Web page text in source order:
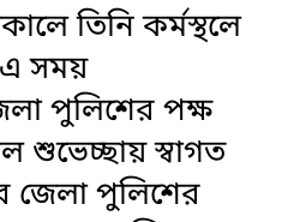
তিনি কর্মস্থলে
সময়
পুলিশের পক্ষ
শুভেচ্ছায় স্বাগত
জেলা পুলিশের